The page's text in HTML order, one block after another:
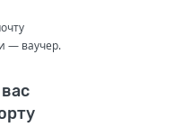
— ваучер.